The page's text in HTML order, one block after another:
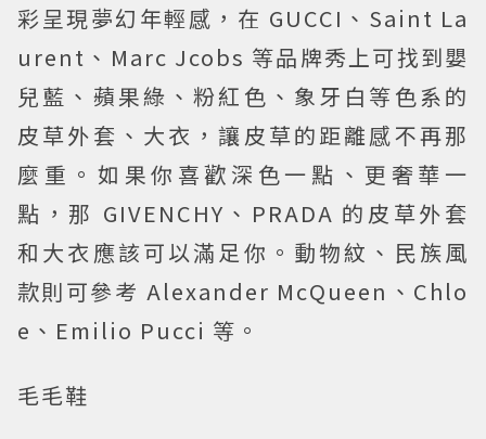
彩呈現夢幻年輕感，在 GUCCI、Saint La
urent、Marc Jcobs 等品牌秀上可找到嬰
兒藍、蘋果綠、粉紅色、象牙白等色系的
皮草外套、大衣，讓皮草的距離感不再那
麼重。如果你喜歡深色一點、更奢華一
點，那 GIVENCHY、PRADA 的皮草外套
和大衣應該可以滿足你。動物紋、民族風
款則可參考 Alexander McQueen、Chlo
e、Emilio Pucci 等。
毛毛鞋